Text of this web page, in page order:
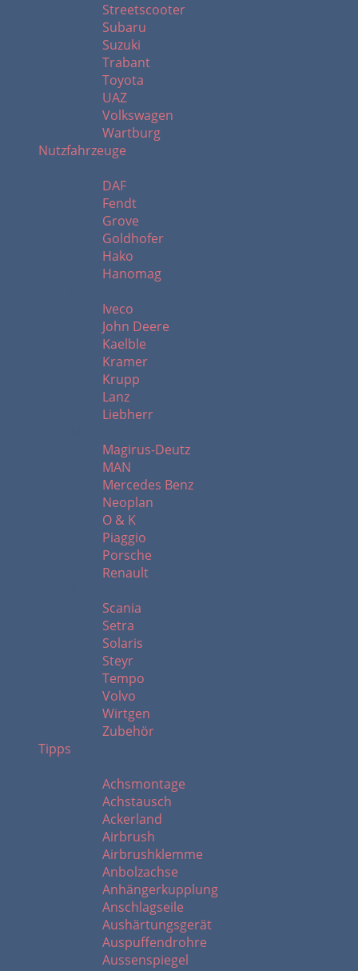
Streetscooter
Subaru
Suzuki
Trabant
Toyota
UAZ
Volkswagen
Wartburg
Nutzfahrzeuge
DAF
Fendt
Grove
Goldhofer
Hako
Hanomag
Iveco
John Deere
Kaelble
Kramer
Krupp
Lanz
Liebherr
Magirus-Deutz
MAN
Mercedes Benz
Neoplan
O & K
Piaggio
Porsche
Renault
Scania
Setra
Solaris
Steyr
Tempo
Volvo
Wirtgen
Zubehör
Tipps
Achsmontage
Achstausch
Ackerland
Airbrush
Airbrushklemme
Anbolzachse
Anhängerkupplung
Anschlagseile
Aushärtungsgerät
Auspuffendrohre
Aussenspiegel